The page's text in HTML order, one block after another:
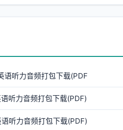
语听力音频打包下载(PDF
听力音频打包下载(PDF)
听力音频打包下载(PDF)